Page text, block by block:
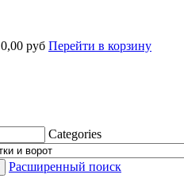
0,00 руб Перейти в корзину
Categories
Расширенный поиск